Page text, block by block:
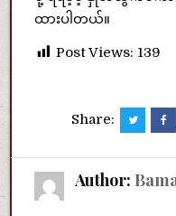
ထားပါတယ်။
Post Views: 139
Share:
Author: